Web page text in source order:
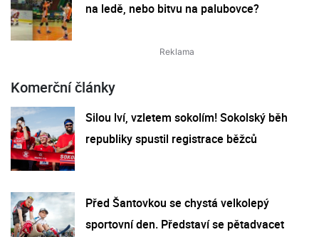
na ledě, nebo bitvu na palubovce?
Komerční články
Silou lví, vzletem sokolím! Sokolský běh
republiky spustil registrace běžců
Před Šantovkou se chystá velkolepý
sportovní den. Představí se pětadvacet